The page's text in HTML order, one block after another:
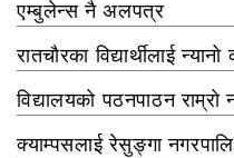
एम्बुलेन्स नै अलपत्र
रातचौरका विद्यार्थीलाई
विद्यालयको पठनपाठन
क्याम्पसलाई रेसुङ्गा